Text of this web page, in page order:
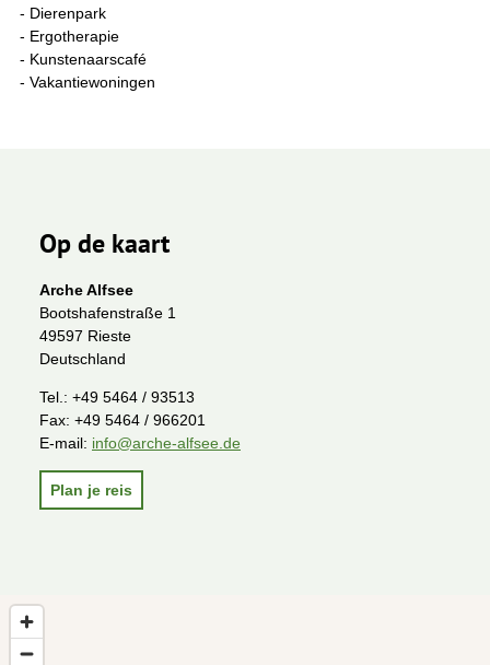
- Dierenpark
- Ergotherapie
- Kunstenaarscafé
- Vakantiewoningen
Op de kaart
Arche Alfsee
Bootshafenstraße 1
49597 Rieste
Deutschland
Tel.: +49 5464 / 93513
Fax: +49 5464 / 966201
E-mail: info@arche-alfsee.de
Plan je reis